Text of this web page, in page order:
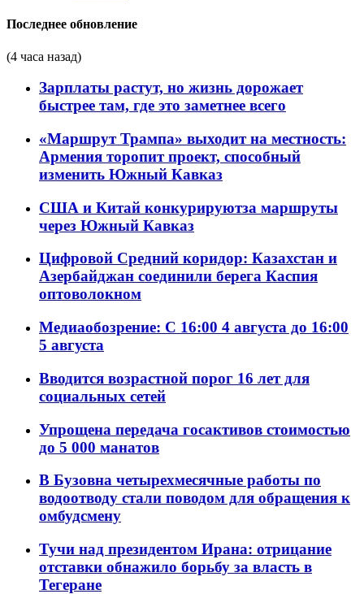
Последнее обновление
(4 часа назад)
Зарплаты растут, но жизнь дорожает
быстрее там, где это заметнее всего
«Маршрут Трампа» выходит на местность:
Армения торопит проект, способный
изменить Южный Кавказ
США и Китай конкурируютза маршруты
через Южный Кавказ
Цифровой Средний коридор: Казахстан и
Азербайджан соединили берега Каспия
оптоволокном
Медиаобозрение: С 16:00 4 августа до 16:00
5 августа
Вводится возрастной порог 16 лет для
социальных сетей
Упрощена передача госактивов стоимостью
до 5 000 манатов
В Бузовна четырехмесячные работы по
водоотводу стали поводом для обращения к
омбудсмену
Тучи над президентом Ирана: отрицание
отставки обнажило борьбу за власть в
Тегеране